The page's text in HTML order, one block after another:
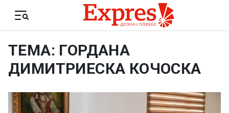
Menu
ТЕМА: ГОРДАНА
ДИМИТРИЕСКА КОЧОСКА